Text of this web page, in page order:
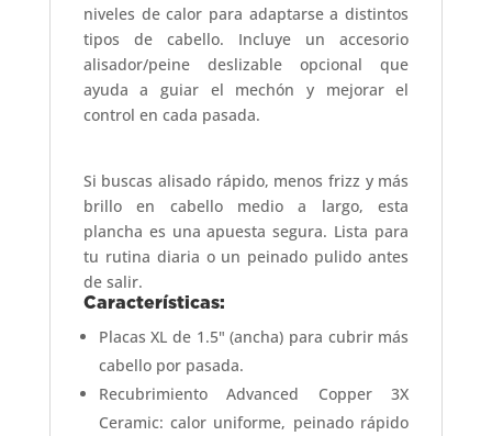
niveles de calor para adaptarse a distintos
tipos de cabello. Incluye un accesorio
alisador/peine deslizable opcional que
ayuda a guiar el mechón y mejorar el
control en cada pasada.
Si buscas alisado rápido, menos frizz y más
brillo en cabello medio a largo, esta
plancha es una apuesta segura. Lista para
tu rutina diaria o un peinado pulido antes
de salir.
Características:
Placas XL de 1.5" (ancha) para cubrir más
cabello por pasada.
Recubrimiento Advanced Copper 3X
Ceramic: calor uniforme, peinado rápido